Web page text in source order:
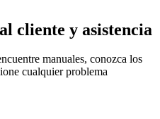
cliente y asistencia
manuales, conozca los
cualquier problema